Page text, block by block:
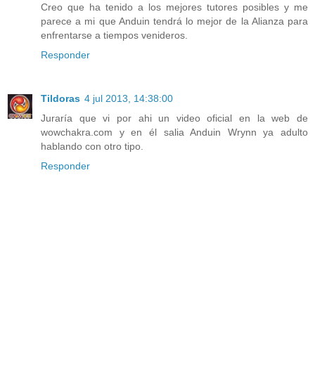
Creo que ha tenido a los mejores tutores posibles y me
parece a mi que Anduin tendrá lo mejor de la Alianza para
enfrentarse a tiempos venideros.
Responder
Tildoras 4 jul 2013, 14:38:00
Juraría que vi por ahi un video oficial en la web de
wowchakra.com y en él salia Anduin Wrynn ya adulto
hablando con otro tipo.
Responder